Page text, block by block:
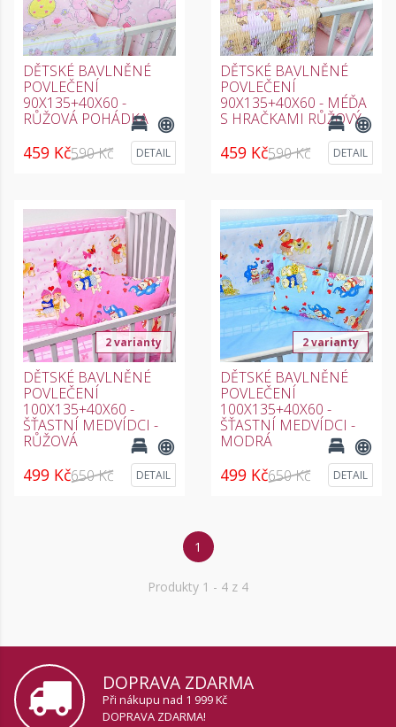
DĚTSKÉ BAVLNĚNÉ
POVLEČENÍ
90X135+40X60 -
RŮŽOVÁ POHÁDKA
459 Kč590 Kč DETAIL
DĚTSKÉ BAVLNĚNÉ
POVLEČENÍ
90X135+40X60 - MÉĎA
S HRAČKAMI RŮŽOVÝ
459 Kč590 Kč DETAIL
2 varianty
DĚTSKÉ BAVLNĚNÉ
POVLEČENÍ
100X135+40X60 -
ŠŤASTNÍ MEDVÍDCI -
RŮŽOVÁ
499 Kč650 Kč DETAIL
2 varianty
DĚTSKÉ BAVLNĚNÉ
POVLEČENÍ
100X135+40X60 -
ŠŤASTNÍ MEDVÍDCI -
MODRÁ
499 Kč650 Kč DETAIL
1
Produkty 1 - 4 z 4
DOPRAVA ZDARMA
Při nákupu nad 1 999 Kč
DOPRAVA ZDARMA!